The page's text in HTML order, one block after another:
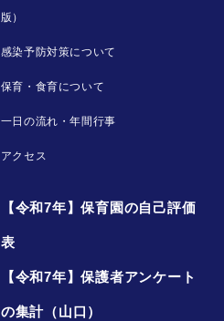
版）
感染予防対策について
保育・食育について
一日の流れ・年間行事
アクセス
【令和7年】保育園の自己評価
表
【令和7年】保護者アンケート
の集計（山口）